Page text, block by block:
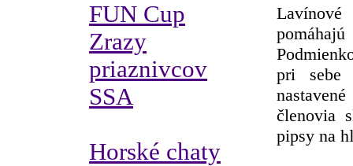
FUN Cup
Zrazy
priaznivcov
SSA
Horské chaty
pri sebe
členovia
pipsy na